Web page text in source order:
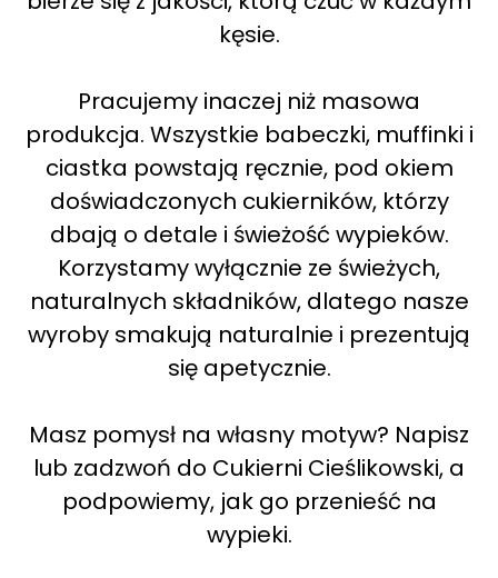
kęsie.
Pracujemy inaczej niż masowa
produkcja. Wszystkie babeczki, muffinki i
ciastka powstają ręcznie, pod okiem
doświadczonych cukierników, którzy
dbają o detale i świeżość wypieków.
Korzystamy wyłącznie ze świeżych,
naturalnych składników, dlatego nasze
wyroby smakują naturalnie i prezentują
się apetycznie.
Masz pomysł na własny motyw? Napisz
lub zadzwoń do Cukierni Cieślikowski, a
podpowiemy, jak go przenieść na
wypieki.